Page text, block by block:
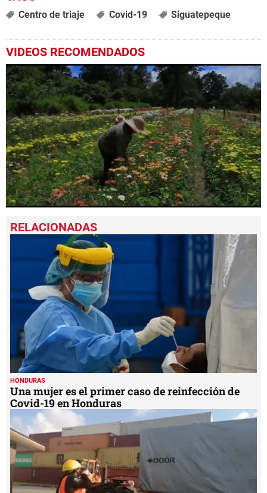
Centro de triaje Covid-19 Siguatepeque
VIDEOS RECOMENDADOS
seconds
of
HONDURAS
Una mujer es el primer caso de reinfección de
Covid-19 en Honduras